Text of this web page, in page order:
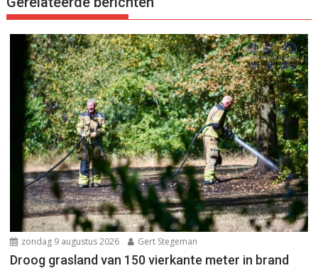
zondag 9 augustus 2026 Gert Stegeman
Droog grasland van 150 vierkante meter in brand